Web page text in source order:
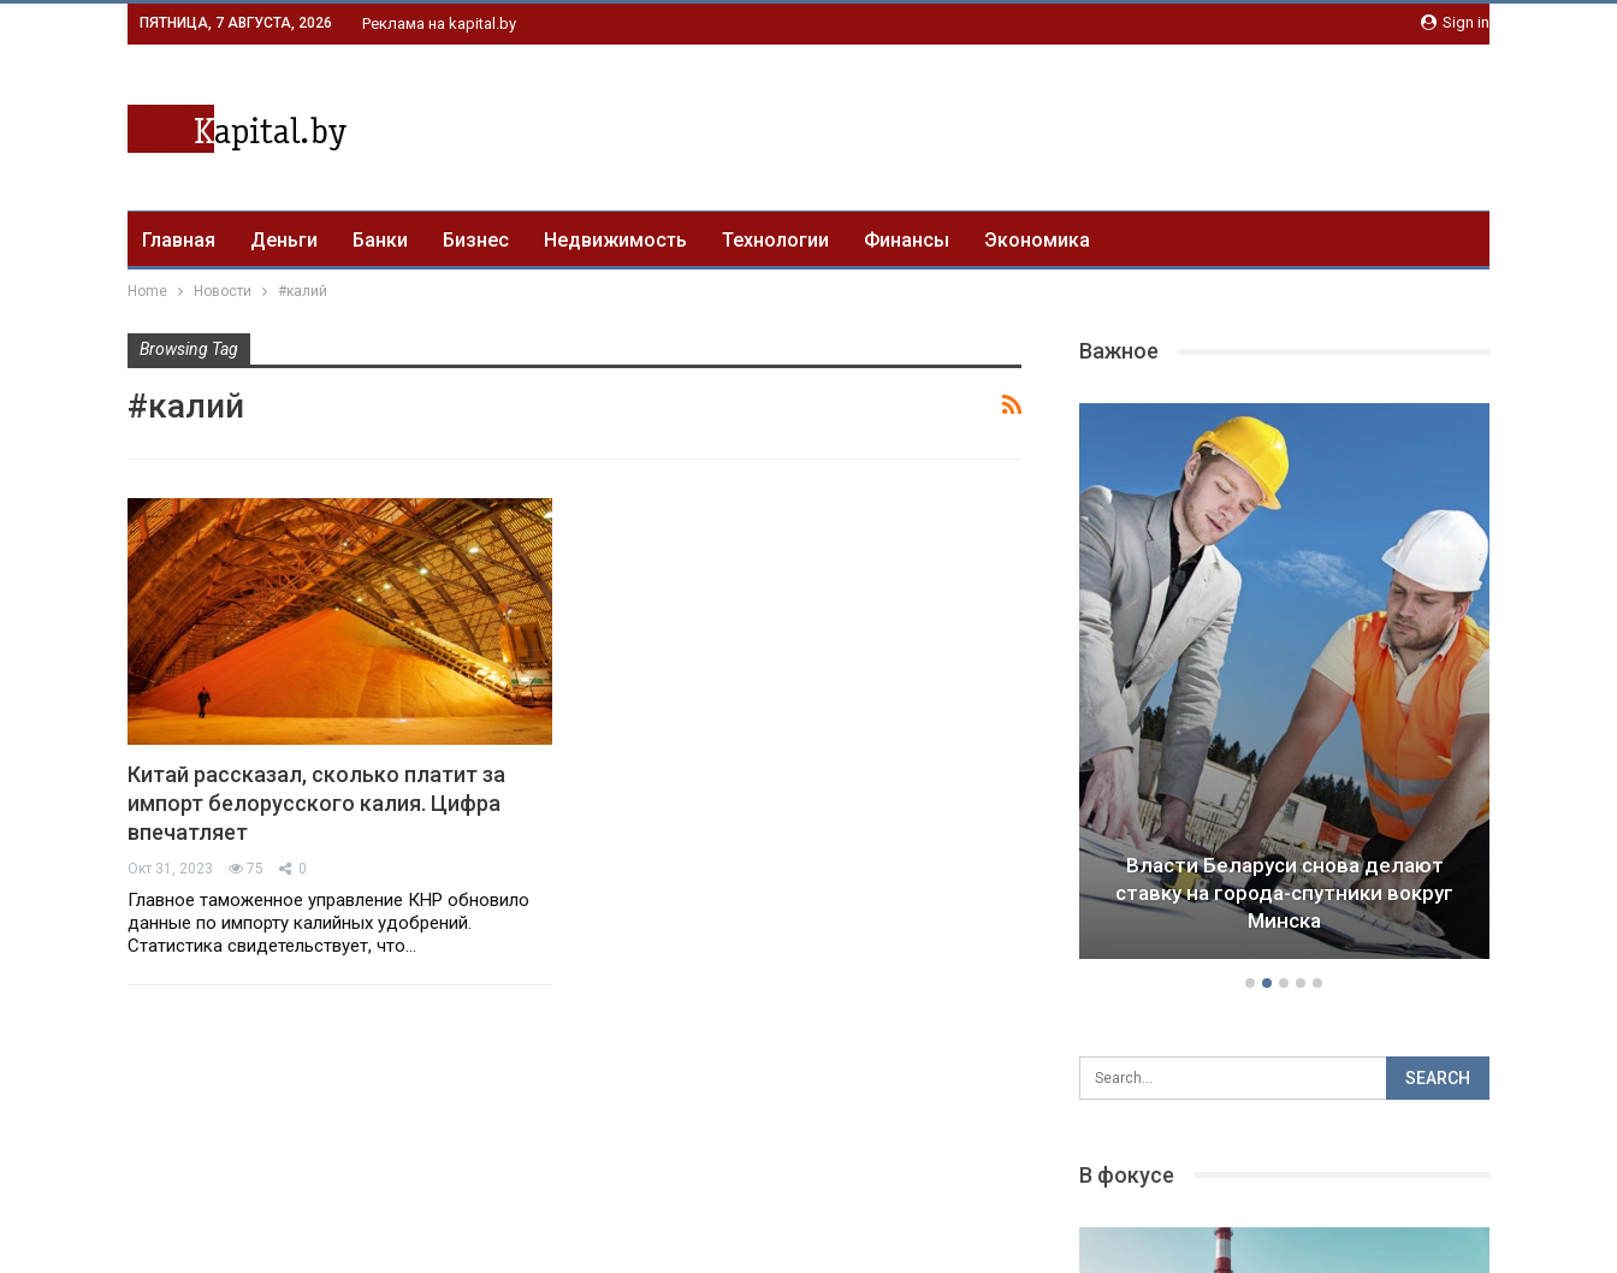
Sign in
ПЯТНИЦА, 7 АВГУСТА, 2026 Реклама на kapital.by
Главная Деньги Банки Бизнес Недвижимость Технологии Финансы Экономика
Home Новости #калий
Browsing Tag
#калий
Китай рассказал, сколько платит за
импорт белорусского калия. Цифра
впечатляет
Окт 31, 2023 75 0
Главное таможенное управление КНР обновило
данные по импорту калийных удобрений.
Статистика свидетельствует, что…
Важное
Банка старше
Мозырского НПЗ и расширил
ограничения для белорусской…
Драма Детройта: как ломается
будущее городов и стран
В фокусе